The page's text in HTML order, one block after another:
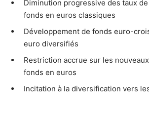
Diminution progressive des taux
fonds en euros classiques
Développement de fonds euro-
euro diversifiés
Restriction accrue sur les
fonds en euros
Incitation à la diversification vers